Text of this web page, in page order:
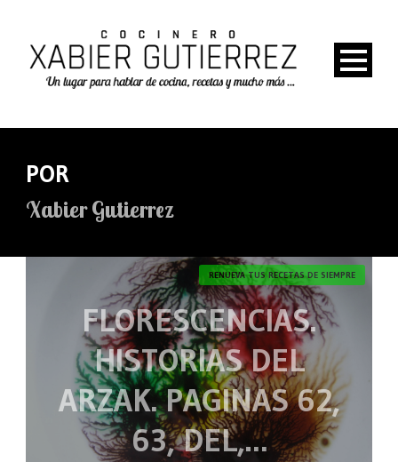
POR
Xabier Gutierrez
FLORESCENCIAS.
HISTORIAS DEL
ARZAK. PAGINAS 62,
63, DEL,…
RENUEVA TUS RECETAS DE SIEMPRE